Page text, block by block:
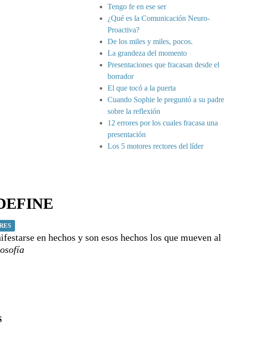
Tengo fe en ese ser
¿Qué es la Comunicación Neuro-
Proactiva?
De los miles y miles, pocos.
La grandeza del momento
Presentaciones que fracasan desde el
borrador
El que tocó a la puerta
Cuando Sophie le preguntó a su padre
sobre la reflexión
12 errores por los cuales fracasa una
presentación
Los 5 motores rectores del líder
en hechos y son esos hechos los que mueven al